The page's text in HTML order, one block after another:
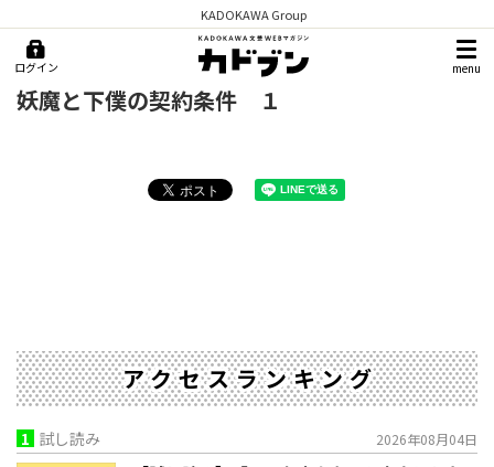
KADOKAWA Group
ログイン menu
妖魔と下僕の契約条件 １
アクセスランキング
1 試し読み 2026年08月04日